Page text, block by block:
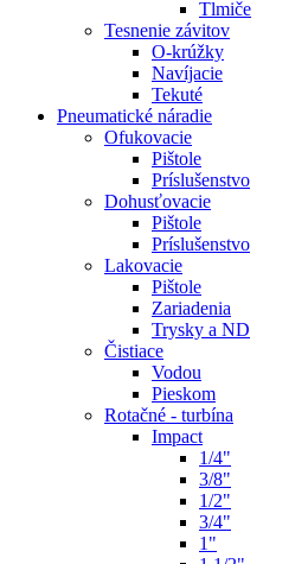
Tlmiče
Tesnenie závitov
O-krúžky
Navíjacie
Tekuté
Pneumatické náradie
Ofukovacie
Pištole
Príslušenstvo
Dohusťovacie
Pištole
Príslušenstvo
Lakovacie
Pištole
Zariadenia
Trysky a ND
Čistiace
Vodou
Pieskom
Rotačné - turbína
Impact
1/4"
3/8"
1/2"
3/4"
1"